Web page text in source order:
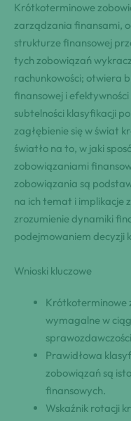
Krótkoterminowe
zarządzania finansami,
strukturze finansowej
tych zobowiązań
rachunkowości; otwiera
finansowej i
subtelności klasyfikacji
zagłębienie się w świat
światło na to, w jaki
zobowiązaniami
zobowiązania są
na ich temat i implikacje
zrozumienie dynamiki
podejmowaniem decyzji
Wnioski kluczowe
Krótkoterminowe
wymagalne w
Prawidłowa
zobowiązań są
finansowych.
Wskaźnik rotacji